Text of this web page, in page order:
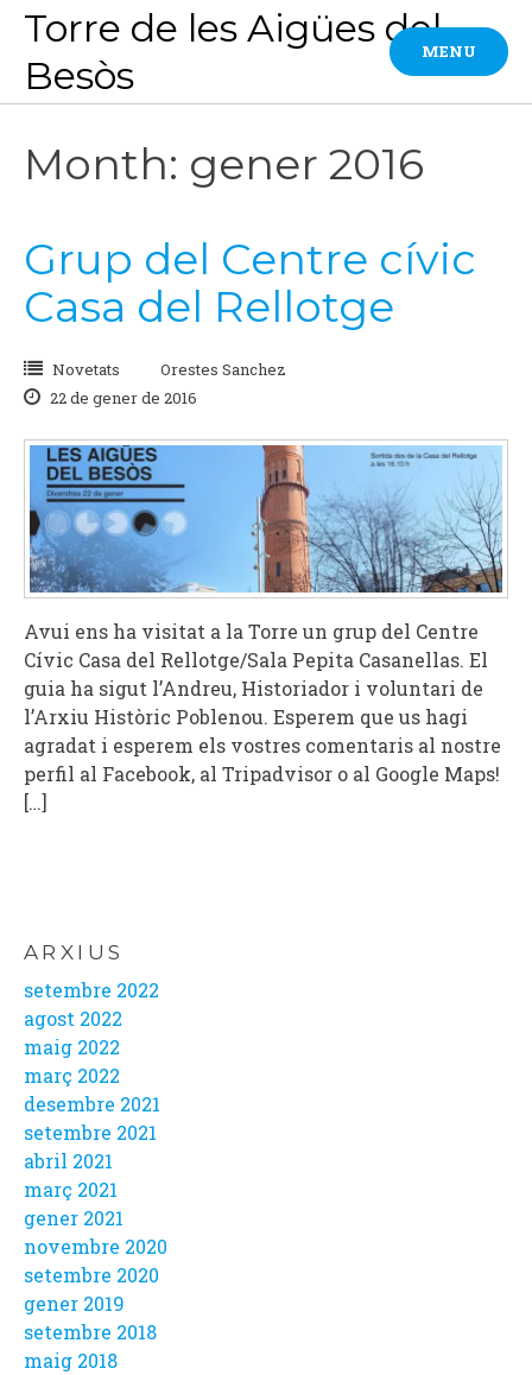
Skip
content
Torre de les Aigües del
Besòs
MENU
Month: gener 2016
Grup del Centre cívic
Casa del Rellotge
Novetats
Orestes Sanchez
22 de gener de 2016
Avui ens ha visitat a la Torre un grup del Centre
Cívic Casa del Rellotge/Sala Pepita Casanellas. El
guia ha sigut l’Andreu, Historiador i voluntari de
l’Arxiu Històric Poblenou. Esperem que us hagi
agradat i esperem els vostres comentaris al nostre
perfil al Facebook, al Tripadvisor o al Google Maps!
[…]
ARXIUS
setembre 2022
agost 2022
maig 2022
març 2022
desembre 2021
setembre 2021
abril 2021
març 2021
gener 2021
novembre 2020
setembre 2020
gener 2019
setembre 2018
maig 2018